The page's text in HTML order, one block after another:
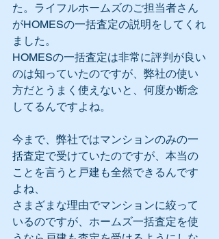
た。ライフルホームズのご担当者さん
がHOMESの一括査定の説明をしてくれ
ました。
HOMESの一括査定は非常に評判が良い
のは知っていたのですが、弊社の使い
方だとうまく使えないと、何度か断念
してるんですよね。
今まで、弊社ではマンションのみの一
括査定で受けていたのですが、本当の
ことを言うと戸建も全然できるんです
よね、
さまざまな理由でマンションに絞って
いるのですが、ホームズ一括査定を使